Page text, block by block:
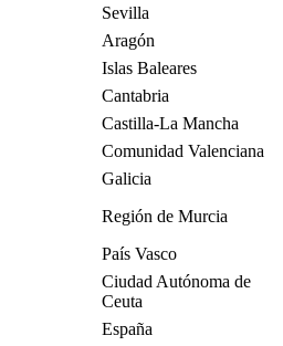
Sevilla
Aragón
Islas Baleares
Cantabria
Castilla-La Mancha
Comunidad Valenciana
Galicia
Región de Murcia
País Vasco
Ciudad Autónoma de
Ceuta
España